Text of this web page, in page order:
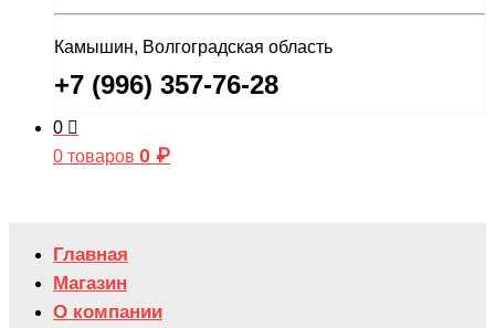
Камышин, Волгоградская область
+7 (996) 357-76-28
0
0 товаров 0 ₽
Главная
Магазин
О компании